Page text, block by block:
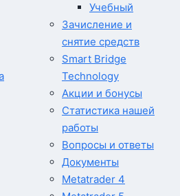
Учебный
Зачисление и
снятие средств
Smart Bridge
Technology
Акции и бонусы
Статистика нашей
работы
Вопросы и ответы
Документы
Metatrader 4